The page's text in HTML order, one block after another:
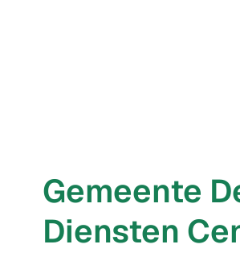
Gemeente
Diensten